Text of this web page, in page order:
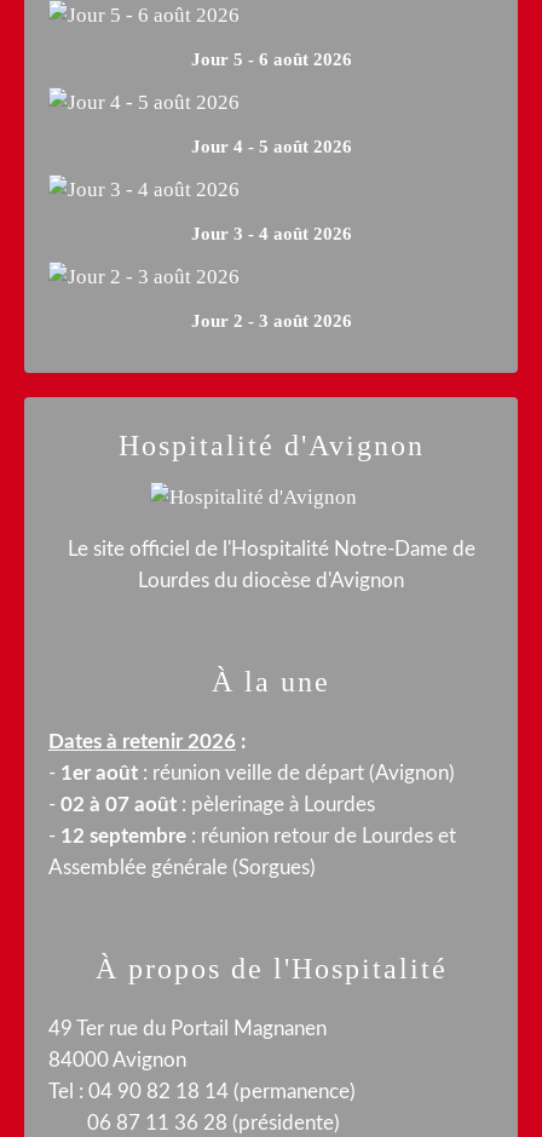
Jour 5 - 6 août 2026
Jour 4 - 5 août 2026
Jour 3 - 4 août 2026
Jour 2 - 3 août 2026
Hospitalité d'Avignon
Le site officiel de l'Hospitalité Notre-Dame de
Lourdes du diocèse d'Avignon
À propos de l'Hospitalité
49 Ter rue du Portail Magnanen
84000 Avignon
Tel : 04 90 82 18 14 (permanence)
06 87 11 36 28 (présidente)
À la une
Dates à retenir 2026 :
- 1er août : réunion veille de départ (Avignon)
- 02 à 07 août : pèlerinage à Lourdes
- 12 septembre : réunion retour de Lourdes et
Assemblée générale (Sorgues)